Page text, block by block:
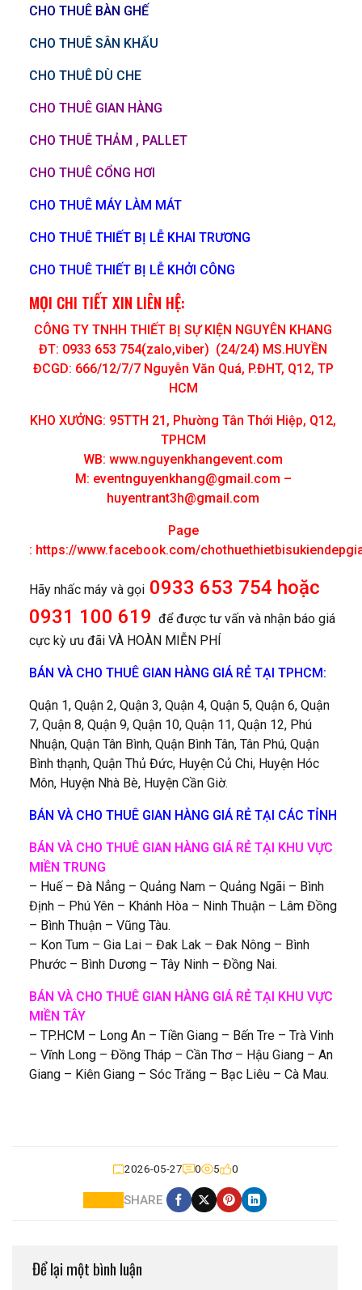
CHO THUÊ BÀN GHẾ
CHO THUÊ SÂN KHẤU
CHO THUÊ DÙ CHE
CHO THUÊ GIAN HÀNG
CHO THUÊ THẢM , PALLET
CHO THUÊ CỔNG HƠI
CHO THUÊ MÁY LÀM MÁT
CHO THUÊ THIẾT BỊ LỄ KHAI TRƯƠNG
CHO THUÊ THIẾT BỊ LỄ KHỞI CÔNG
MỌI CHI TIẾT XIN LIÊN HỆ:
CÔNG TY TNHH THIẾT BỊ SỰ KIỆN NGUYÊN KHANG
ĐT: 0933 653 754(zalo,viber) (24/24) MS.HUYỀN
ĐCGD: 666/12/7/7 Nguyễn Văn Quá, P.ĐHT, Q12, TP
HCM
KHO XƯỞNG: 95TTH 21, Phường Tân Thới Hiệp, Q12,
TPHCM
WB: www.nguyenkhangevent.com
M: eventnguyenkhang@gmail.com –
huyentrant3h@gmail.com
Page
: https://www.facebook.com/
Hãy nhấc máy và gọi 0933 653 754 hoặc
0931 100 619 để được tư vấn và nhận báo giá
cực kỳ ưu đãi VÀ HOÀN MIỄN PHÍ
BÁN VÀ CHO THUÊ GIAN HÀNG GIÁ RẺ TẠI TPHCM:
Quận 1, Quận 2, Quận 3, Quận 4, Quận 5, Quận 6, Quận
7, Quận 8, Quận 9, Quận 10, Quận 11, Quận 12, Phú
Nhuận, Quận Tân Bình, Quận Bình Tân, Tân Phú, Quận
Bình thạnh, Quận Thủ Đức, Huyện Củ Chi, Huyện Hóc
Môn, Huyện Nhà Bè, Huyện Cần Giờ.
BÁN VÀ CHO THUÊ GIAN HÀNG GIÁ RẺ TẠI CÁC TỈNH
BÁN VÀ CHO THUÊ GIAN HÀNG GIÁ RẺ TẠI KHU VỰC
MIỀN TRUNG
– Huế – Đà Nẳng – Quảng Nam – Quảng Ngãi – Bình
Định – Phú Yên – Khánh Hòa – Ninh Thuận – Lâm Đồng
– Bình Thuận – Vũng Tàu.
– Kon Tum – Gia Lai – Đak Lak – Đak Nông – Bình
Phước – Bình Dương – Tây Ninh – Đồng Nai.
BÁN VÀ CHO THUÊ GIAN HÀNG GIÁ RẺ TẠI KHU VỰC
MIỀN TÂY
– TP.HCM – Long An – Tiền Giang – Bến Tre – Trà Vinh
– Vĩnh Long – Đồng Tháp – Cần Thơ – Hậu Giang – An
Giang – Kiên Giang – Sóc Trăng – Bạc Liêu – Cà Mau.
2026-05-27 0 5 0
SHARE
Để lại một bình luận